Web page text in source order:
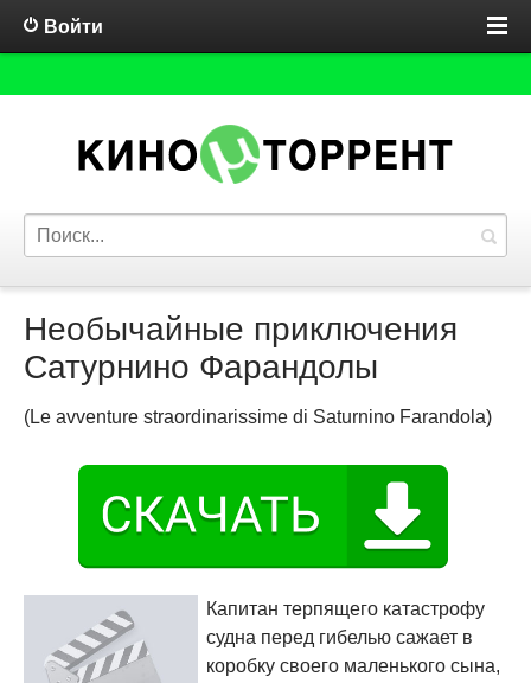
Войти
Необычайные приключения
Сатурнино Фарандолы
(Le avventure straordinarissime di Saturnino Farandola)
Капитан терпящего катастрофу
судна перед гибелью сажает в
коробку своего маленького сына,